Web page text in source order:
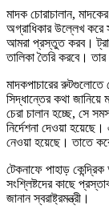
মাদক চোরাচালান,
অগ্রাধিকার উল্লেখ করে
আমরা প্রস্তুত করব।
তালিকা তৈরি করবে।
মাদকপাচারের রুটগুলোতে
সিদ্ধান্তের কথা জানিয়ে
চেরা চালান হচ্ছে, সে
নির্দেশনা দেওয়া
নেওয়া হয়েছে। তাতে
টেকনাফে পাহাড়
সংশ্লিষ্টদের কাছে
জানান স্বরাষ্ট্রমন্ত্রী।